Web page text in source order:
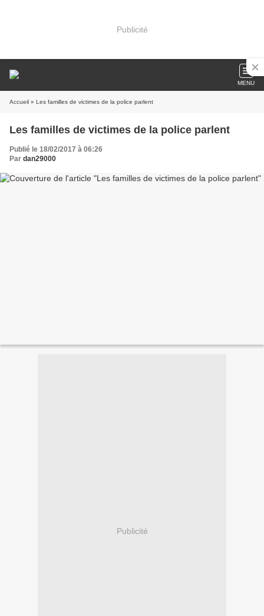
Publicité
MENU
Accueil » Les familles de victimes de la police parlent
Les familles de victimes de la police parlent
Publié le 18/02/2017 à 06:26
Par dan29000
Publicité